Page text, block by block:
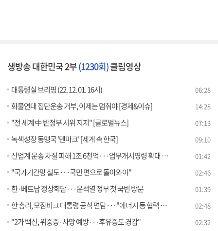
생방송 대한민국 2부(1230회)클립영상
대통령실 브리핑 (22. 12. 01. 16시) 06:28
화물연대 집단운송 거부, 이제는 멈춰야 [경제&이슈] 14:28
"전 세계 中 반정부 시위 지지" [글로벌뉴스] 07:13
녹색성장 동맹국 '덴마크' [세계 속 한국] 09:10
산업계 운송 차질 피해 1조 6천억···업무개시명령 확대 검토 01:42
"국가기간망 철도···국민 편으로 돌아와야" 02:46
한·베트남 정상회담···윤석열 정부 첫 국빈 방문 01:39
한 총리, 모잠비크 대통령 공식 면담···"에너지 등 협력 합의" 02:48
"2가 백신, 위중증·사망 예방···후유증도 경감" 02:32